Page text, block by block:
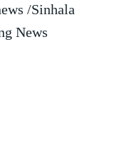
/Sinhala
News